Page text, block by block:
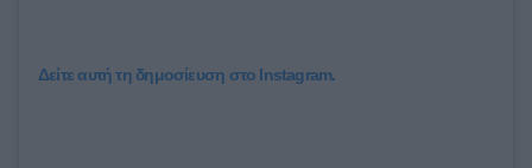
Δείτε αυτή τη δημοσίευση στο Instagram.